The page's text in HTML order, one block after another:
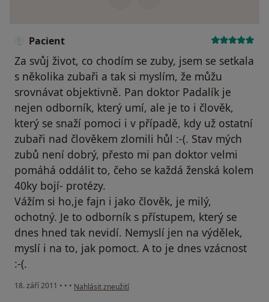
Pacient
Za svůj život, co chodím se zuby, jsem se setkala
s několika zubaři a tak si myslím, že můžu
srovnávat objektivně. Pan doktor Padalík je
nejen odborník, který umí, ale je to i člověk,
který se snaží pomoci i v případě, kdy už ostatní
zubaři nad člověkem zlomili hůl :-(. Stav mých
zubů není dobrý, přesto mi pan doktor velmi
pomáhá oddálit to, čeho se každá ženská kolem
40ky bojí- protézy.
Vážím si ho,je fajn i jako člověk, je milý,
ochotný. Je to odborník s přístupem, který se
dnes hned tak nevidí. Nemyslí jen na výdělek,
myslí i na to, jak pomoct. A to je dnes vzácnost
:-(.
18. září 2011 • • • podle názoru uživatele Pacient
Nahlásit zneužití